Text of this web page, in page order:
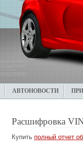
АВТОНОВОСТИ
Расшифровка
Купить полный отчет